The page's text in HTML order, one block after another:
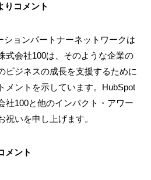
りコメント
ションパートナーネットワークは
式会社100は、そのような企業の
ビジネスの成長を支援するために
メントを示しています。HubSpot
社100と他のインパクト・アワー
祝いを申し上げます。
メント